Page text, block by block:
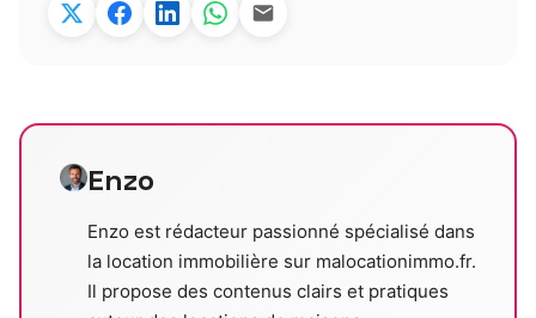
Enzo
Enzo est rédacteur passionné spécialisé dans
la location immobilière sur malocationimmo.fr.
Il propose des contenus clairs et pratiques